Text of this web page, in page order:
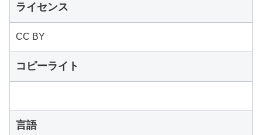
ライセンス
CC BY
コピーライト
言語